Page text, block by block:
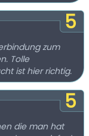
5
zum
Tolle
ist hier richtig.
5
die man hat